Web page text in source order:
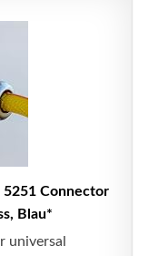
5251 Connector
Blau*
universal